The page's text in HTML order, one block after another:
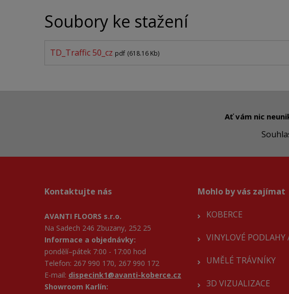
Soubory ke stažení
TD_Traffic 50_cz pdf (618.16 Kb)
Ať vám nic
Kontaktujte nás
AVANTI FLOORS s.r.o.
Na Sadech 246 Zbuzany, 252 25
Informace a objednávky:
pondělí–pátek 7:00 - 17:00 hod
Telefon: 267 990 170, 267 990 172
E-mail: dispecink1@avanti-koberce.cz
Showroom Karlín:
Mohlo by vás zajímat
KOBERCE
VINYLOVÉ PODLAHY
UMĚLÉ TRÁVNÍKY
3D VIZUALIZACE